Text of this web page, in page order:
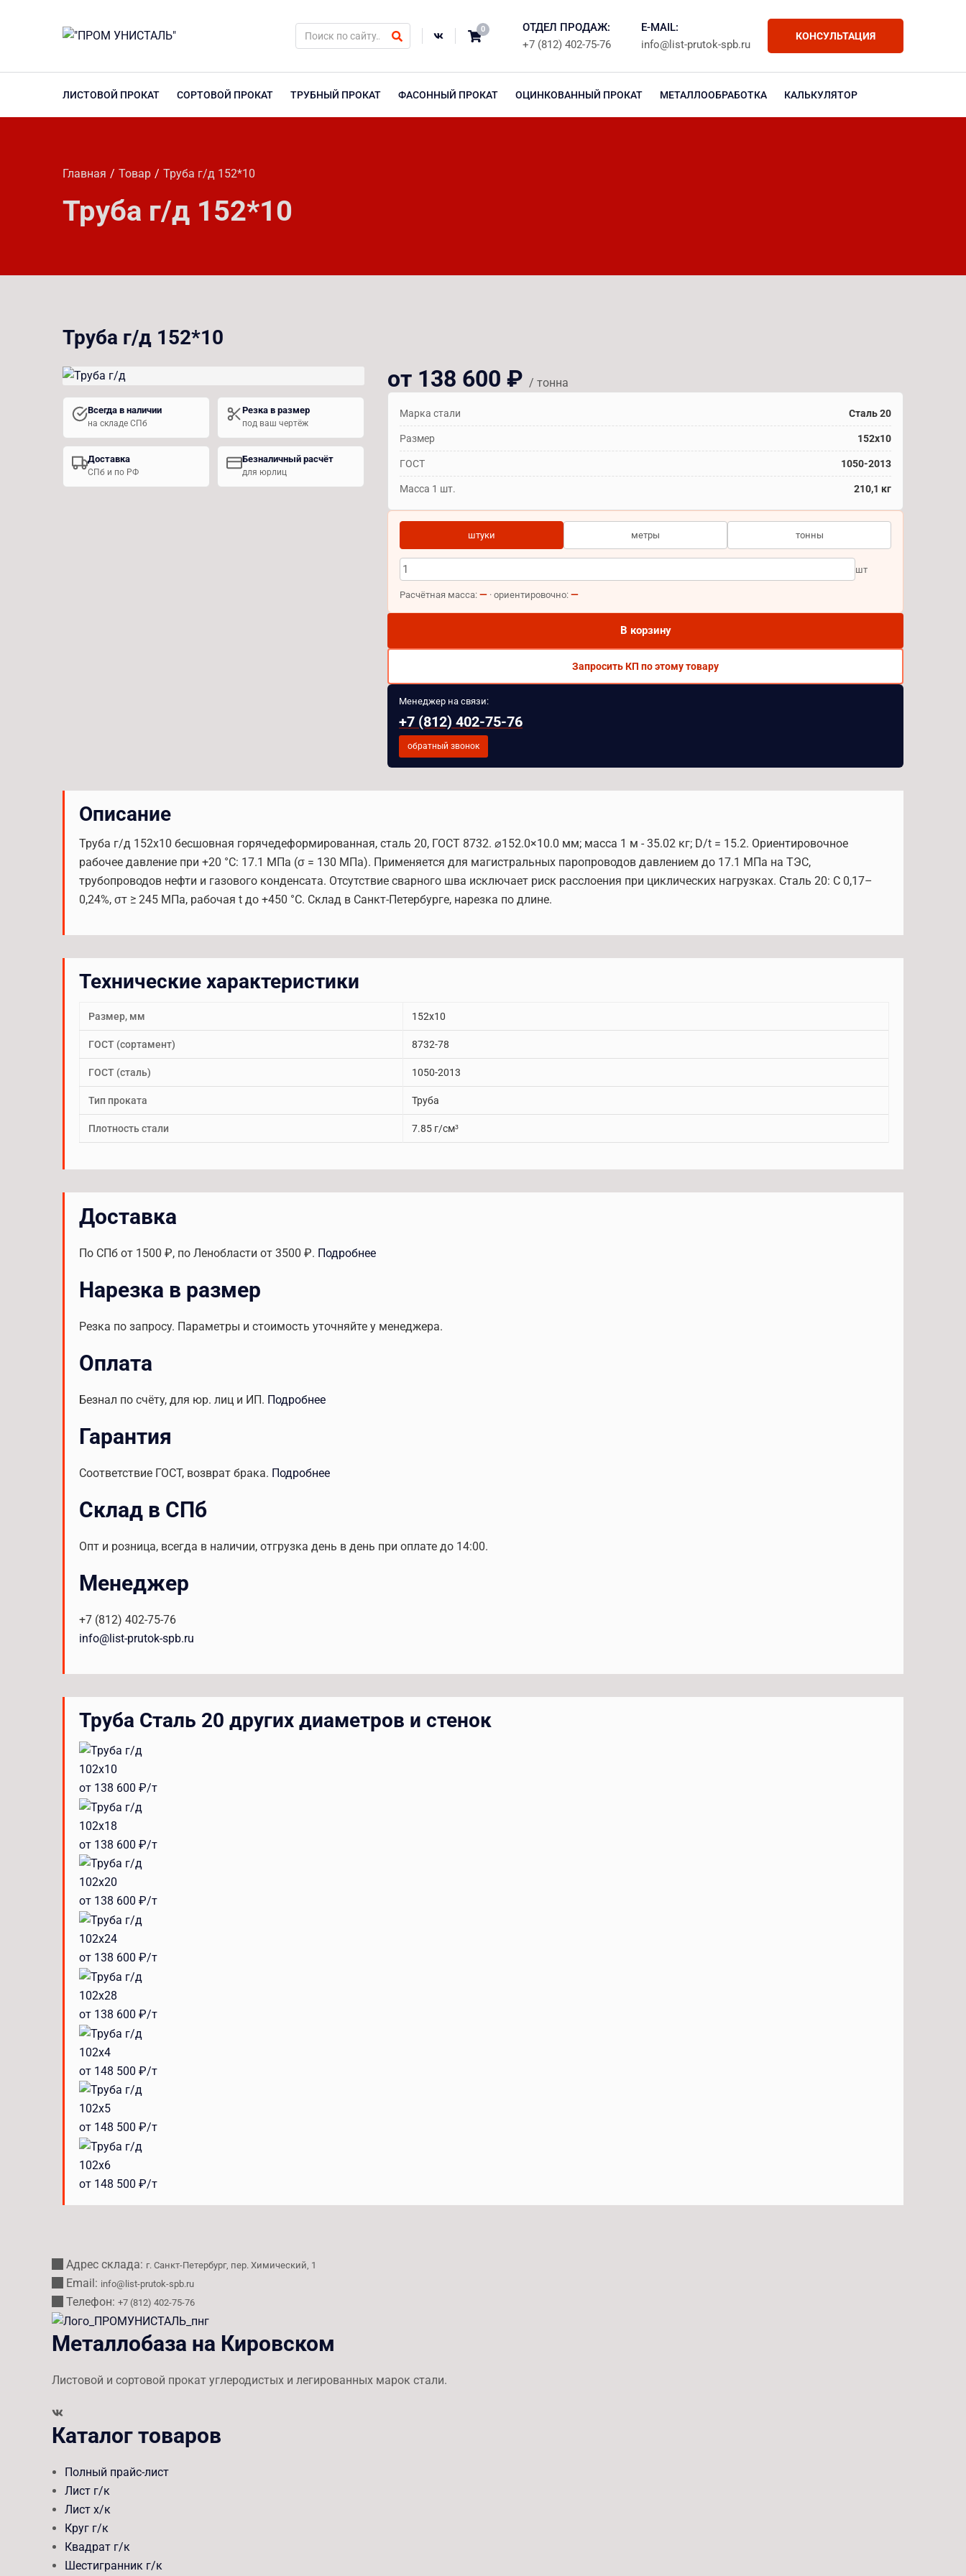
0
КОНСУЛЬТАЦИЯ
ОТДЕЛ ПРОДАЖ:
+7 (812) 402-75-76
E-MAIL:
info@list-prutok-spb.ru
ЛИСТОВОЙ ПРОКАТ СОРТОВОЙ ПРОКАТ ТРУБНЫЙ ПРОКАТ ФАСОННЫЙ ПРОКАТ ОЦИНКОВАННЫЙ ПРОКАТ МЕТАЛЛООБРАБОТКА КАЛЬКУЛЯТОР
Главная Товар Труба г/д 152*10
Труба г/д 152*10
Труба г/д 152*10
Всегда в наличии
на складе СПб
Резка в размер
под ваш чертёж
Доставка
СПб и по РФ
Безналичный расчёт
для юрлиц
от 138 600 ₽ / тонна
Марка стали Сталь 20
Размер 152x10
ГОСТ 1050-2013
Масса 1 шт. 210,1 кг
штуки метры тонны
шт
Расчётная масса: — · ориентировочно: —
В корзину
Запросить КП по этому товару
Менеджер на связи:
+7 (812) 402-75-76
обратный звонок
Описание
Труба г/д 152x10 бесшовная горячедеформированная, сталь 20, ГОСТ 8732. ⌀152.0×10.0 мм; масса 1 м - 35.02 кг; D/t = 15.2. Ориентировочное
рабочее давление при +20 °С: 17.1 МПа (σ = 130 МПа). Применяется для магистральных паропроводов давлением до 17.1 МПа на ТЭС,
трубопроводов нефти и газового конденсата. Отсутствие сварного шва исключает риск расслоения при циклических нагрузках. Сталь 20: C 0,17–
0,24%, σт ≥ 245 МПа, рабочая t до +450 °С. Склад в Санкт-Петербурге, нарезка по длине.
Технические характеристики
Размер, мм 152x10
ГОСТ (сортамент) 8732-78
ГОСТ (сталь) 1050-2013
Тип проката Труба
Плотность стали 7.85 г/см³
Доставка
По СПб от 1500 ₽, по Ленобласти от 3500 ₽. Подробнее
Нарезка в размер
Резка по запросу. Параметры и стоимость уточняйте у менеджера.
Оплата
Безнал по счёту, для юр. лиц и ИП. Подробнее
Гарантия
Соответствие ГОСТ, возврат брака. Подробнее
Склад в СПб
Опт и розница, всегда в наличии, отгрузка день в день при оплате до 14:00.
Менеджер
+7 (812) 402-75-76
info@list-prutok-spb.ru
Труба Сталь 20 других диаметров и стенок
102x10
от 138 600 ₽/т
102x18
от 138 600 ₽/т
102x20
от 138 600 ₽/т
102x24
от 138 600 ₽/т
102x28
от 138 600 ₽/т
102x4
от 148 500 ₽/т
102x5
от 148 500 ₽/т
102x6
от 148 500 ₽/т
Адрес склада: г. Санкт-Петербург, пер. Химический, 1
Email: info@list-prutok-spb.ru
Телефон: +7 (812) 402-75-76
Металлобаза на Кировском
Листовой и сортовой прокат углеродистых и легированных марок стали.
Каталог товаров
Полный прайс-лист
Лист г/к
Лист х/к
Круг г/к
Квадрат г/к
Шестигранник г/к